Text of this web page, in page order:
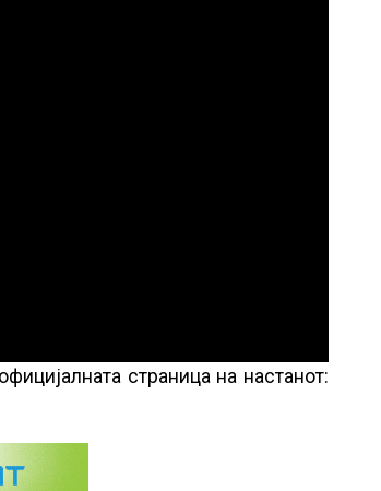
страница на настанот: